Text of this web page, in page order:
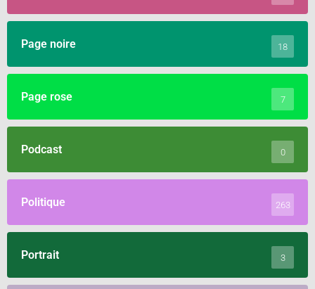
Page noire 18
Page rose 7
Podcast 0
Politique 263
Portrait 3